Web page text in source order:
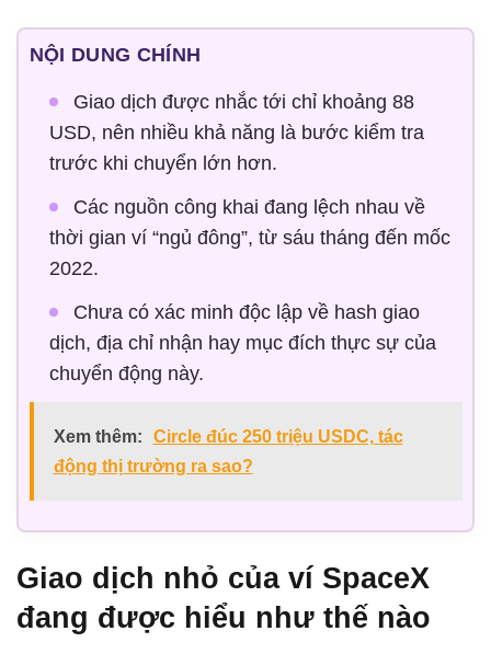
NỘI DUNG CHÍNH
Giao dịch được nhắc tới chỉ khoảng 88
USD, nên nhiều khả năng là bước kiểm tra
trước khi chuyển lớn hơn.
Các nguồn công khai đang lệch nhau về
thời gian ví “ngủ đông”, từ sáu tháng đến mốc
2022.
Chưa có xác minh độc lập về hash giao
dịch, địa chỉ nhận hay mục đích thực sự của
chuyển động này.
Xem thêm:
Circle đúc 250 triệu USDC, tác
động thị trường ra sao?
Giao dịch nhỏ của ví SpaceX
đang được hiểu như thế nào